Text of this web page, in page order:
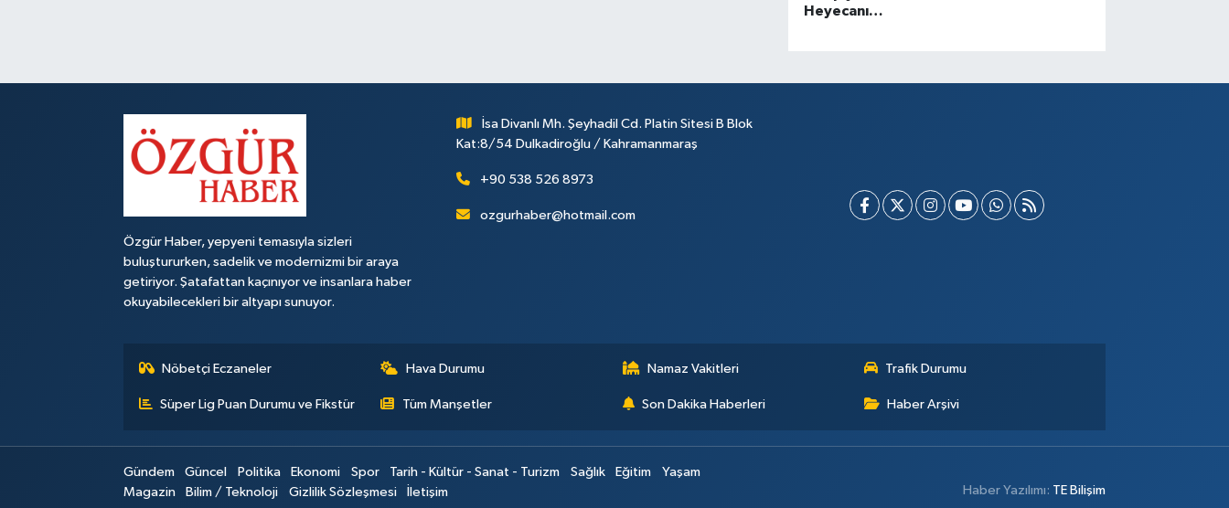
Heyecanı
Özgür Haber, yepyeni temasıyla sizleri
buluştururken, sadelik ve modernizmi bir araya
getiriyor. Şatafattan kaçınıyor ve insanlara haber
okuyabilecekleri bir altyapı sunuyor.
İsa Divanlı Mh. Şeyhadil Cd. Platin Sitesi B Blok
Kat:8/54 Dulkadiroğlu / Kahramanmaraş
+90 538 526 8973
ozgurhaber@hotmail.com
Nöbetçi Eczaneler Hava Durumu Namaz Vakitleri Trafik Durumu
Süper Lig Puan Durumu ve Fikstür Tüm Manşetler Son Dakika Haberleri Haber Arşivi
Gündem Güncel Politika Ekonomi Spor Tarih - Kültür - Sanat - Turizm Sağlık Eğitim
Yaşam
Magazin
Bilim / Teknoloji Gizlilik Sözleşmesi İletişim Haber Yazılımı: TE Bilişim